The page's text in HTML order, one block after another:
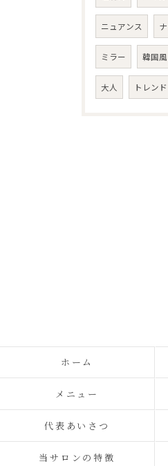
ニュアンス
ミラー 韓国風
大人 トレンド
ホーム
メニュー
代表あいさつ
当サロンの特徴